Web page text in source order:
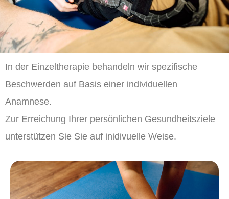
In der Einzeltherapie behandeln wir spezifische
Beschwerden auf Basis einer individuellen
Anamnese.
Zur Erreichung Ihrer persönlichen Gesundheitsziele
unterstützen Sie Sie auf inidivuelle Weise.